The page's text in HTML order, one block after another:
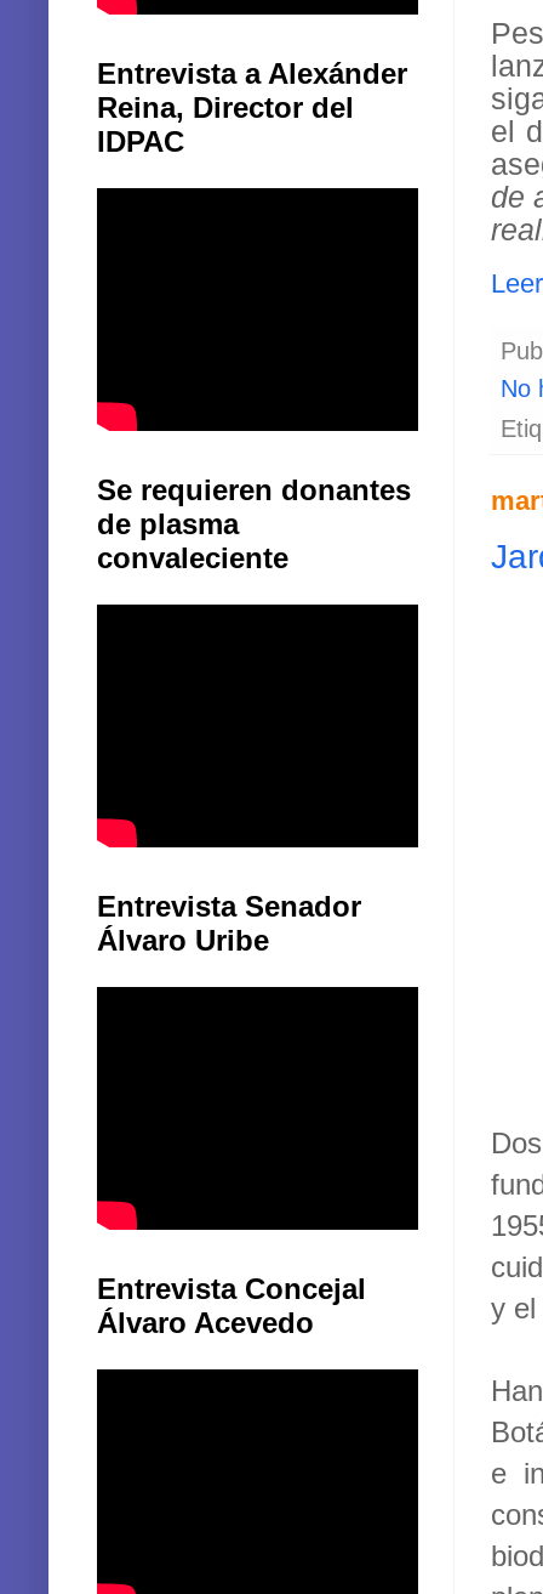
el
de
No
y el
e
Entrevista a Alexánder
Reina, Director del
IDPAC
Se requieren donantes
de plasma
convaleciente
Entrevista Senador
Álvaro Uribe
Entrevista Concejal
Álvaro Acevedo